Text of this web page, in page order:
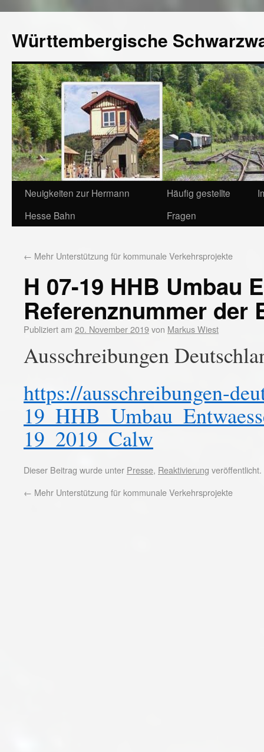
Württembergische
Neuigkeiten zur Hermann
Hesse Bahn
Häufig gestellte
Fragen
← Mehr Unterstützung für kommunale Verkehrsprojekte
H 07-19 HHB Umbau
Referenznummer der
Publiziert am 20. November 2019von Markus Wiest
Ausschreibungen
https://ausschreibungen-
19_2019_Calw
Dieser Beitrag wurde unter Presse, Reaktivierung
← Mehr Unterstützung für kommunale Verkehrsprojekte